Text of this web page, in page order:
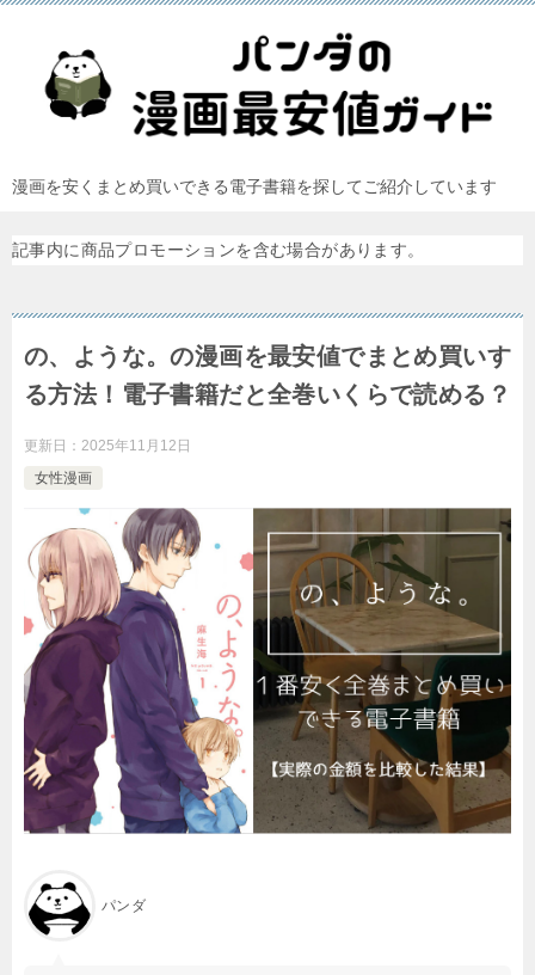
漫画を安くまとめ買いできる電子書籍を探してご紹介しています
記事内に商品プロモーションを含む場合があります。
の、ような。の漫画を最安値でまとめ買いす
る方法！電子書籍だと全巻いくらで読める？
更新日： 2025年11月12日
女性漫画
パンダ